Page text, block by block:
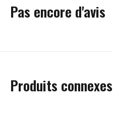
Pas encore d'avis
Produits connexes